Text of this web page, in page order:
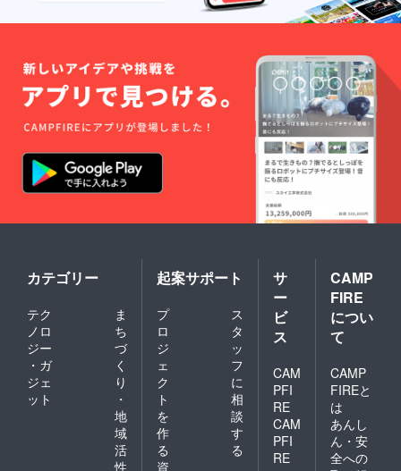
カテゴリー
テク
ノロ
ジー
・ガ
ジェ
ット
ま
ち
づ
く
り
・
地
域
活
性
起案サポート
プ
ロ
ジ
ェ
ク
ト
を
作
る
ス
タ
ッ
フ
に
相
談
す
る
資
サ
ー
ビ
ス
CAM
PFI
RE
CAM
PFI
RE
CAMP
FIRE
につい
て
CAMP
FIREと
は
あんし
ん・安
全への